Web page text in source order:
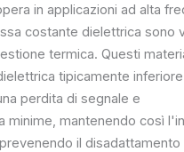
in applicazioni ad alta
costante dielettrica sono
termica. Questi
tipicamente
perdita di segnale e
minime, mantenendo così
il disadattamento